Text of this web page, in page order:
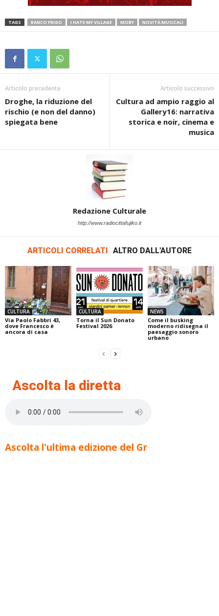
TAGS BANCO FRIGO I HATE MY VILLAGE MOBY NOVITÀ MUSICALI
Articolo precedente
Droghe, la riduzione del
rischio (e non del danno)
spiegata bene
Articolo successivo
Cultura ad ampio raggio al
Gallery16: narrativa
storica e noir, cinema e
musica
Redazione Culturale
http://www.radiocittafujiko.it
ARTICOLI CORRELATI ALTRO DALL'AUTORE
CULTURA
Via Paolo Fabbri 43,
dove Francesco è
ancora di casa
CULTURA
Torna il Sun Donato
Festival 2026
NEWS
Come il busking
moderno ridisegna il
paesaggio sonoro
urbano
Ascolta la diretta
Ascolta l'ultima edizione del Gr